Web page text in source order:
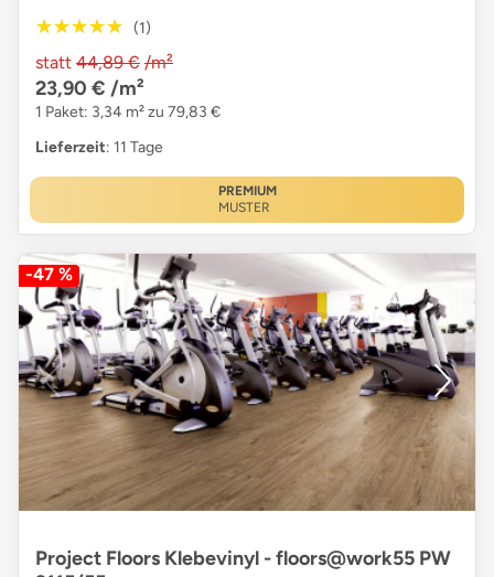
★★★★★
★★★★★ (1)
statt 44,89 € /m²
23,90 € /m²
1 Paket: 3,34 m² zu 79,83 €
Lieferzeit: 11 Tage
PREMIUM
MUSTER
-47 %
Project Floors Klebevinyl - floors@work55 PW